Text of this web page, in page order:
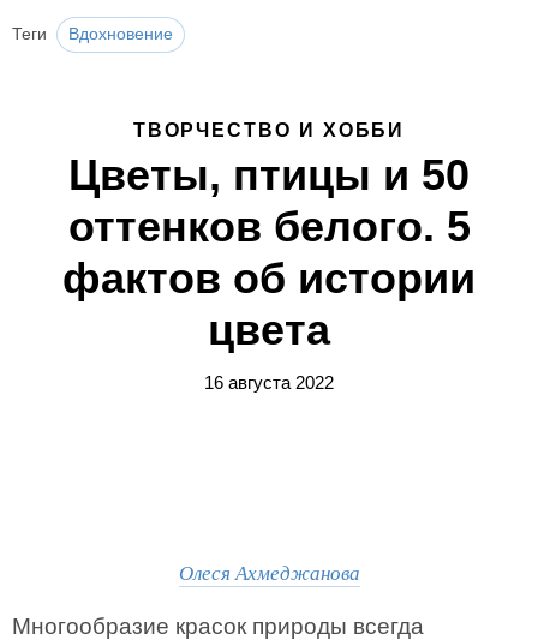
Теги Вдохновение
ТВОРЧЕСТВО И ХОББИ
Цветы, птицы и 50
оттенков белого. 5
фактов об истории
цвета
16 августа 2022
Олеся Ахмеджанова
Многообразие красок природы всегда